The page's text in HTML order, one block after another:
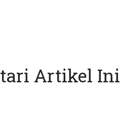
Artikel Ini